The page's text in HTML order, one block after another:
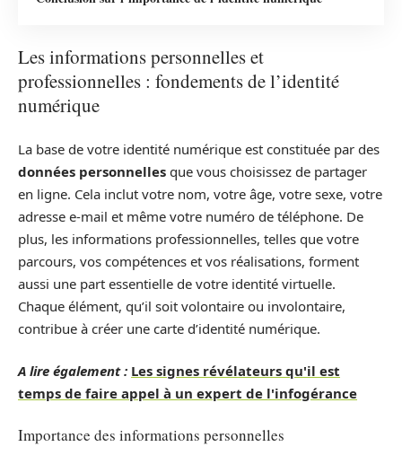
Les informations personnelles et
professionnelles : fondements de l’identité
numérique
La base de votre identité numérique est constituée par des
données personnelles que vous choisissez de partager
en ligne. Cela inclut votre nom, votre âge, votre sexe, votre
adresse e-mail et même votre numéro de téléphone. De
plus, les informations professionnelles, telles que votre
parcours, vos compétences et vos réalisations, forment
aussi une part essentielle de votre identité virtuelle.
Chaque élément, qu’il soit volontaire ou involontaire,
contribue à créer une carte d’identité numérique.
A lire également : Les signes révélateurs qu'il est
temps de faire appel à un expert de l'infogérance
Importance des informations personnelles